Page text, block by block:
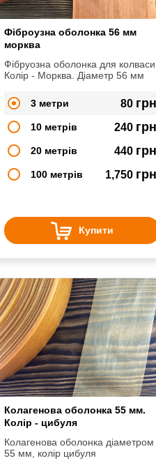
Фіброузна оболонка 56 мм
морква
Фібруозна оболонка для колваси.
Колір - Морква. Діаметр 56 мм
3 метри 80 грн
10 метрів 240 грн
20 метрів 440 грн
100 метрів 1,750 грн
Купити
Колагенова оболонка 55 мм.
Колір - цибуля
Колагенова оболонка діаметром